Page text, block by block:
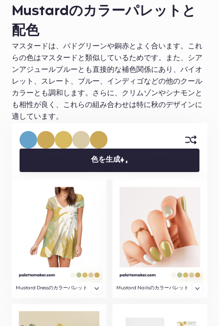
Mustardのカラーパレットと
配色
マスタードは、バドグリーンや銅赤とよく合います。これ
らの色はマスタードと類似しているためです。また、シア
ンアジュールブルーとも直接的な補色関係にあり、バイオ
レット、スレート、ブルー、インディゴなどの他のクール
カラーとも調和します。さらに、クリムゾンやシナモンと
も相性が良く、これらの組み合わせは特に秋のデザインに
適しています。
色を生成
Mustard Dressのカラーパレット Mustard Nailsのカラーパレット